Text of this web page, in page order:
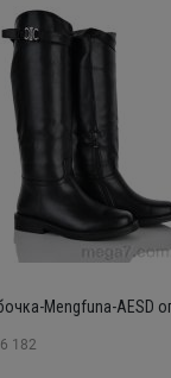
Mengfuna-AESD
182